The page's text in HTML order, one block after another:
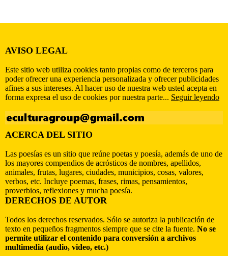
AVISO LEGAL
Este sitio web utiliza cookies tanto propias como de terceros para
poder ofrecer una experiencia personalizada y ofrecer publicidades
afines a sus intereses. Al hacer uso de nuestra web usted acepta en
forma expresa el uso de cookies por nuestra parte... Seguir leyendo
ACERCA DEL SITIO
Las poesías es un sitio que reúne poetas y poesía, además de uno de
los mayores compendios de acrósticos de nombres, apellidos,
animales, frutas, lugares, ciudades, municipios, cosas, valores,
verbos, etc. Incluye poemas, frases, rimas, pensamientos,
proverbios, reflexiones y mucha poesía.
DERECHOS DE AUTOR
Todos los derechos reservados. Sólo se autoriza la publicación de
texto en pequeños fragmentos siempre que se cite la fuente. No se
permite utilizar el contenido para conversión a archivos
multimedia (audio, video, etc.)